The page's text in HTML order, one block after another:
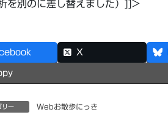
を別のに差し替えました）]]>
X
リー Webお散歩にっき